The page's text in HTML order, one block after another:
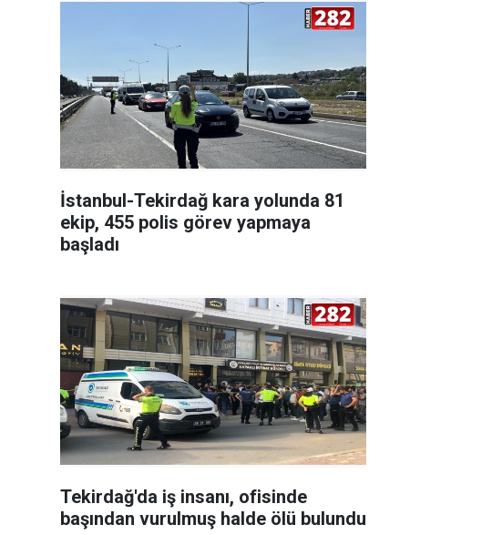
İstanbul-Tekirdağ kara yolunda 81
ekip, 455 polis görev yapmaya
başladı
Tekirdağ'da iş insanı, ofisinde
başından vurulmuş halde ölü bulundu